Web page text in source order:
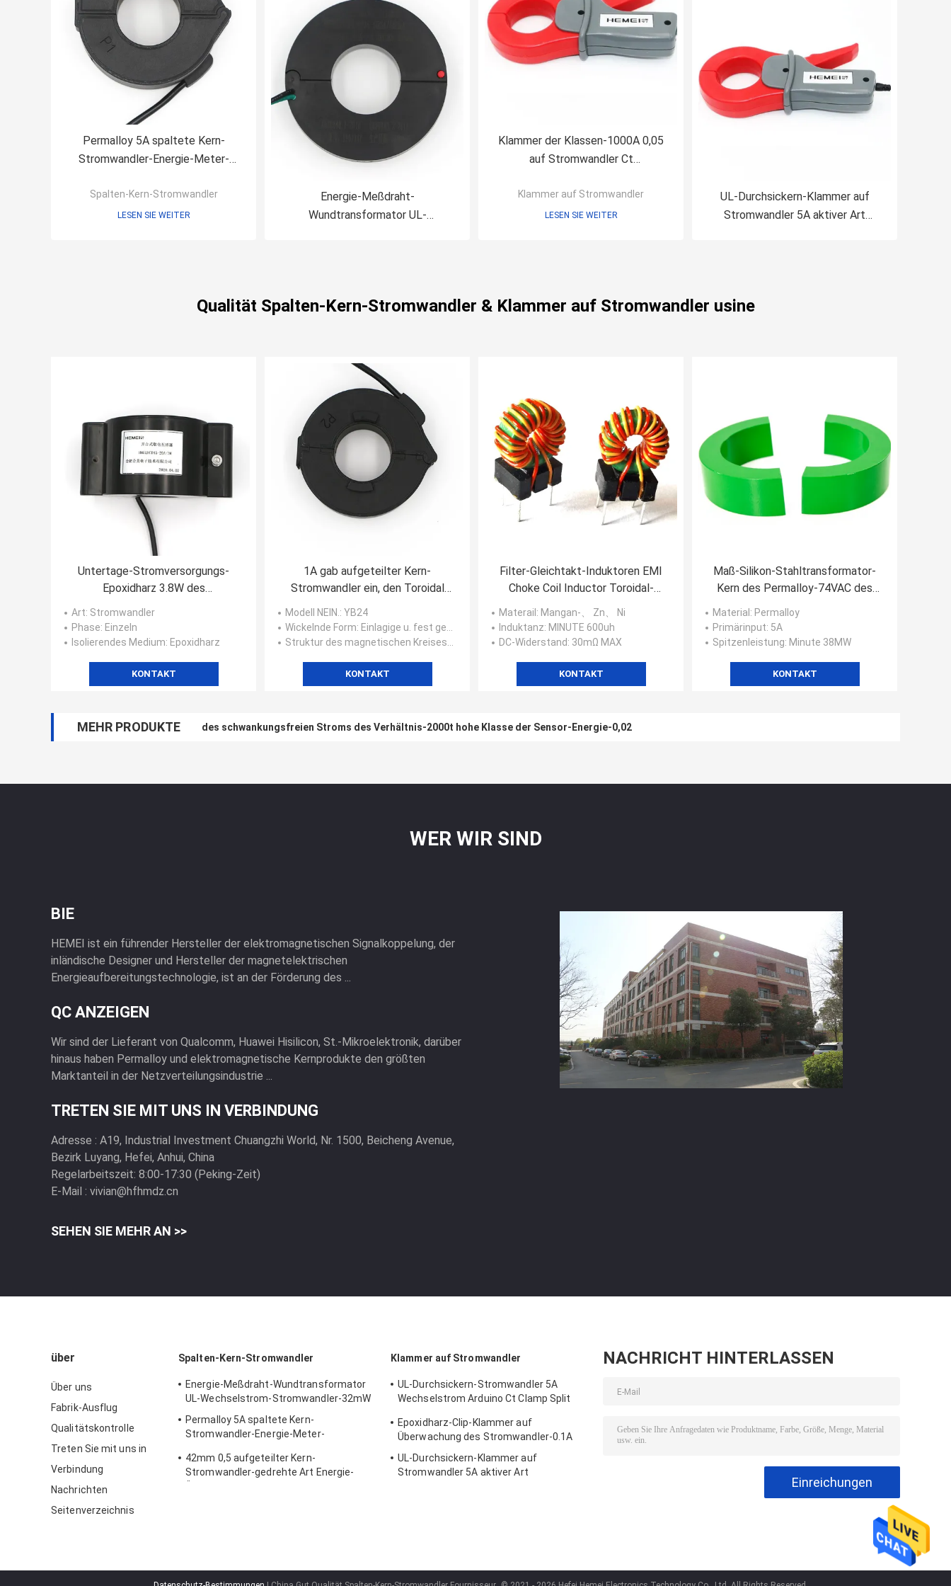
Permalloy 5A spaltete Kern-
Stromwandler-Energie-Meter-
Spalten-Kern-Stromwandler
LESEN SIE WEITER
Energie-Meßdraht-
Wundtransformator UL-
Klammer der Klassen-1000A 0,05
auf Stromwandler Ct
Klammer auf Stromwandler
LESEN SIE WEITER
UL-Durchsickern-Klammer auf
Stromwandler 5A aktiver Art
Qualität Spalten-Kern-Stromwandler & Klammer auf Stromwandler usine
Untertage-Stromversorgungs-
Epoxidharz 3.8W des
Stromwandler-20A
Art: Stromwandler
Phase: Einzeln
Isolierendes Medium: Epoxidharz
KONTAKT
1A gab aufgeteilter Kern-
Stromwandler ein, den Toroidal
CTs-Permalloy 5mA ausgab
Modell NEIN. : YB24
Wickelnde Form: Einlagige u. fest gedrehte Art
Struktur des magnetischen Kreises : Einzelnes Stadiums-Art
KONTAKT
Filter-Gleichtakt-Induktoren EMI
Choke Coil Inductor Toroidal-
Transformator-100KHz
Materail : Mangan-、 Zn、 Ni
Induktanz: MINUTE 600uh
DC-Widerstand: 30mΩ MAX
KONTAKT
Maß-Silikon-Stahltransformator-
Kern des Permalloy-74VAC des
Kern-55mm
Material : Permalloy
Primärinput: 5A
Spitzenleistung: Minute 38MW
KONTAKT
MEHR PRODUKTE des schwankungsfreien Stroms des Verhältnis-2000t hohe Klasse der Sensor-Energie-0,02
WER WIR SIND
BIE
HEMEI ist ein führender Hersteller der elektromagnetischen Signalkoppelung, der
inländische Designer und Hersteller der magnetelektrischen
Energieaufbereitungstechnologie, ist an der Förderung des ...
QC ANZEIGEN
Wir sind der Lieferant von Qualcomm, Huawei Hisilicon, St.-Mikroelektronik, darüber
hinaus haben Permalloy und elektromagnetische Kernprodukte den größten
Marktanteil in der Netzverteilungsindustrie ...
TRETEN SIE MIT UNS IN VERBINDUNG
Adresse : A19, Industrial Investment Chuangzhi World, Nr. 1500, Beicheng Avenue,
Bezirk Luyang, Hefei, Anhui, China
Regelarbeitszeit: 8:00-17:30 (Peking-Zeit)
E-Mail : vivian@hfhmdz.cn
SEHEN SIE MEHR AN >>
über
Über uns
Fabrik-Ausflug
Qualitätskontrolle
Treten Sie mit uns in
Verbindung
Nachrichten
Seitenverzeichnis
Spalten-Kern-Stromwandler
Energie-Meßdraht-Wundtransformator
UL-Wechselstrom-Stromwandler-32mW
Permalloy 5A spaltete Kern-
Stromwandler-Energie-Meter-
42mm 0,5 aufgeteilter Kern-
Stromwandler-gedrehte Art Energie-
Klammer auf Stromwandler
UL-Durchsickern-Stromwandler 5A
Wechselstrom Arduino Ct Clamp Split
Epoxidharz-Clip-Klammer auf
Überwachung des Stromwandler-0.1A
UL-Durchsickern-Klammer auf
Stromwandler 5A aktiver Art
NACHRICHT HINTERLASSEN